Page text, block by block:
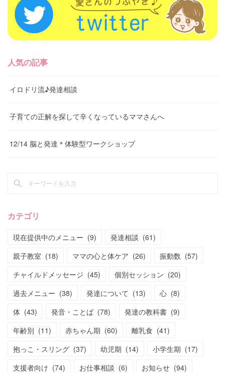
人気の記事
イロドリ流♪発達相談
子育ての正解を探して辛くなっているママさんへ
12/14 脳と発達＊体験型ワークショップ
カテゴリ
現在提供中のメニュー (9) 発達相談 (61)
親子教室 (18) ママの心と体ケア (26) 振動数 (57)
チャイルドメッセージ (45) 個別セッション (20)
過去メニュー (38) 発達について (13) 心 (8)
体 (43) 発音・ことば (78) 発達の教科書 (9)
年齢別 (11) 赤ちゃん期 (60) 離乳食 (41)
抱っこ・スリング (37) 幼児期 (14) 小学生期 (17)
支援者向け (74) お仕事相談 (6) お知らせ (94)